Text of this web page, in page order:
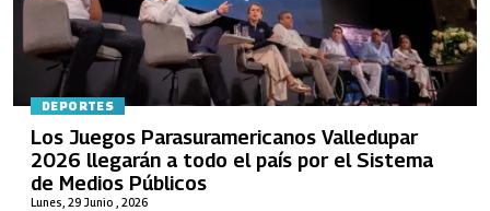
DEPORTES
Lunes, 29 Junio , 2026
Los Juegos Parasuramericanos Valledupar
2026 llegarán a todo el país por el Sistema
de Medios Públicos